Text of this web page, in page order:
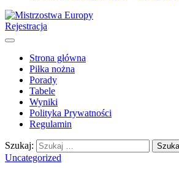
Rejestracja
Strona główna
Piłka nożna
Porady
Tabele
Wyniki
Polityka Prywatności
Regulamin
Szukaj:
Uncategorized